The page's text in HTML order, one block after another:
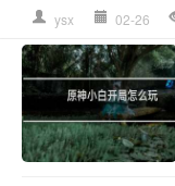
ysx 02-26